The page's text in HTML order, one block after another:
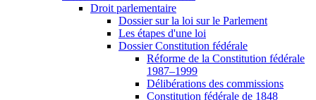
Droit parlementaire
Dossier sur la loi sur le Parlement
Les étapes d'une loi
Dossier Constitution fédérale
Réforme de la Constitution fédérale
1987–1999
Délibérations des commissions
Constitution fédérale de 1848